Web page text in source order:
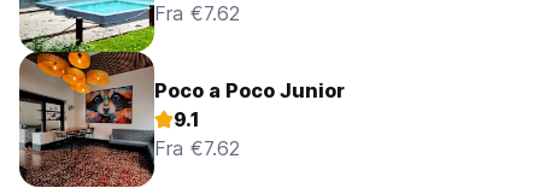
Fra €7.62
Poco a Poco Junior
9.1
Fra €7.62